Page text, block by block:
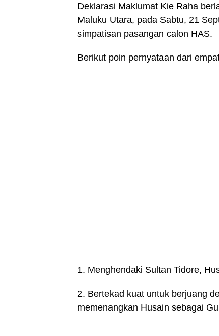
Deklarasi Maklumat Kie Raha
Maluku Utara, pada Sabtu, 21
simpatisan pasangan calon HAS.
Berikut poin pernyataan dari
1. Menghendaki Sultan Tidore,
2. Bertekad kuat untuk berjuang
memenangkan Husain sebagai